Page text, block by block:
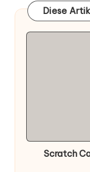
Diese
in
Scratch